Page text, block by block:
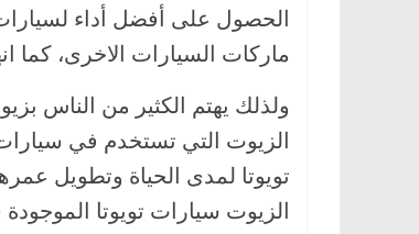
الحصول على أفضل أداء لسيارات
ماركات السيارات الاخرى، كما
ولذلك يهتم الكثير من الناس
الزيوت التي تستخدم في
تويوتا لمدى الحياة وتطويل
الزيوت سيارات تويوتا الموجودة